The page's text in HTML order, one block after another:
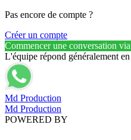
Pas encore de compte ?
Créer un compte
Commencer une conversation
L'équipe répond généralement
Md Production
Md Production
POWERED BY